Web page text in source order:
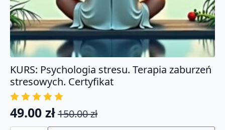
KURS: Psychologia stresu. Terapia zaburzeń
stresowych. Certyfikat
150.00zł
Pierwotna
49.00 zł
Aktualna